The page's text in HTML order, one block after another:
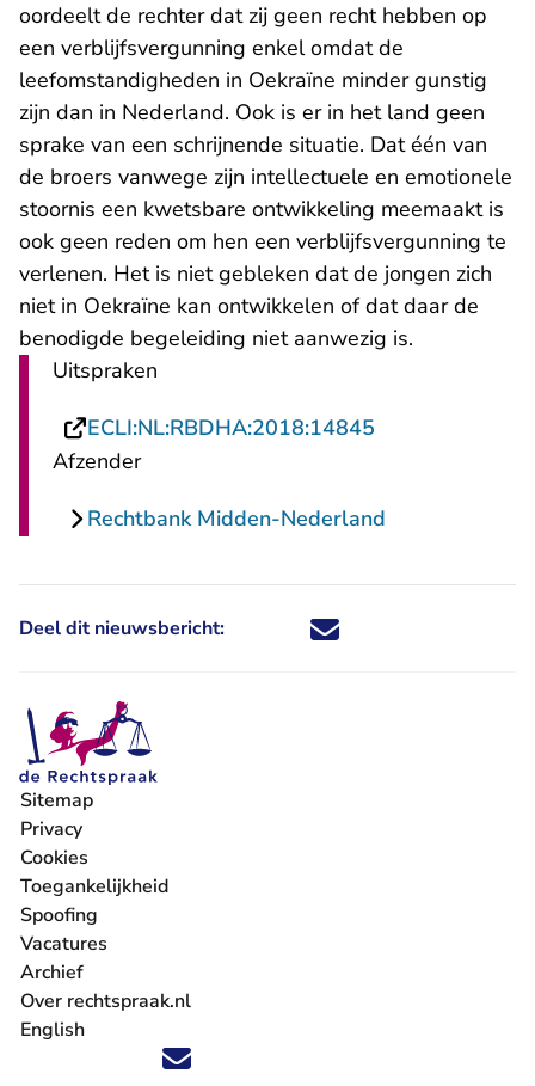
oordeelt de rechter dat zij geen recht hebben op
een verblijfsvergunning enkel omdat de
leefomstandigheden in Oekraïne minder gunstig
zijn dan in Nederland. Ook is er in het land geen
sprake van een schrijnende situatie. Dat één van
de broers vanwege zijn intellectuele en emotionele
stoornis een kwetsbare ontwikkeling meemaakt is
ook geen reden om hen een verblijfsvergunning te
verlenen. Het is niet gebleken dat de jongen zich
niet in Oekraïne kan ontwikkelen of dat daar de
benodigde begeleiding niet aanwezig is.
Uitspraken
ECLI:NL:RBDHA:2018:14845
Afzender
Rechtbank Midden-Nederland
Deel dit nieuwsbericht: Deel dit nieuwsbericht via X -
Deel dit nieuwsbericht via
Deel dit nieuwsbericht
Deel dit
Volg ons op X (Twitter) - U verlaat Rechtspraak.nl
Volg ons op Facebook - U verlaat Rechtspraak.nl
Volg ons op Instagram - U verlaat Rechtspraak.nl
Volg ons op Youtube - U verlaat Rechtspraak.nl
Volg ons op LinkedIn - U verlaat
'Blijf op de hoogte' nieuwsbrief - U verlaat
Sitemap
Privacy
Cookies
Toegankelijkheid
Spoofing
Vacatures
- U verlaat Rechtspraak.nl
Archief
Over rechtspraak.nl
English